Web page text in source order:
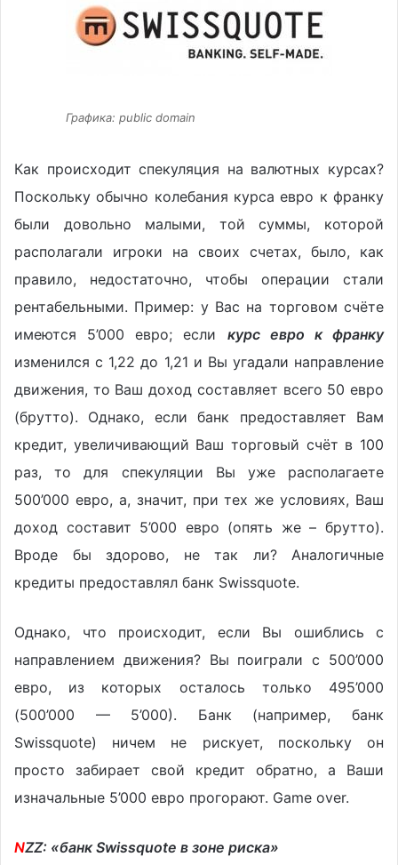
Графика: public domain
Как происходит спекуляция на валютных курсах?
Поскольку обычно колебания курса евро к франку
были довольно малыми, той суммы, которой
располагали игроки на своих счетах, было, как
правило, недостаточно, чтобы операции стали
рентабельными. Пример: у Вас на торговом счёте
имеются 5’000 евро; если курс евро к франку
изменился с 1,22 до 1,21 и Вы угадали направление
движения, то Ваш доход составляет всего 50 евро
(брутто). Однако, если банк предоставляет Вам
кредит, увеличивающий Ваш торговый счёт в 100
раз, то для спекуляции Вы уже располагаете
500’000 евро, а, значит, при тех же условиях, Ваш
доход составит 5’000 евро (опять же – брутто).
Вроде бы здорово, не так ли? Аналогичные
кредиты предоставлял банк Swissquote.
Однако, что происходит, если Вы ошиблись с
направлением движения? Вы поиграли с 500’000
евро, из которых осталось только 495’000
(500’000 — 5’000). Банк (например, банк
Swissquote) ничем не рискует, поскольку он
просто забирает свой кредит обратно, а Ваши
изначальные 5’000 евро прогорают. Game over.
NZZ: «банк Swissquote в зоне риска»